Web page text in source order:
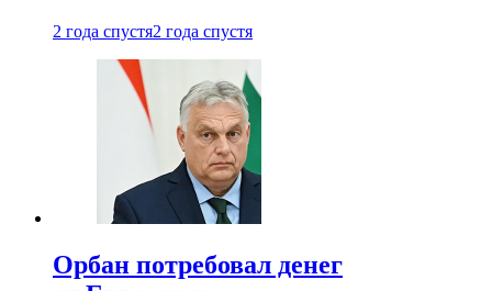
2 года спустя2 года спустя
Орбан потребовал денег